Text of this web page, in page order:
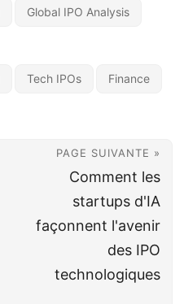
Global IPO Analysis
Tech IPOs Finance
PAGE SUIVANTE »
Comment les
startups d'IA
façonnent l'avenir
des IPO
technologiques